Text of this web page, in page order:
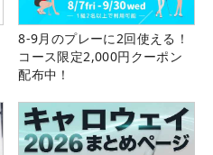
8-9月のプレーに2回使える！
コース限定2,000円クーポン
配布中！